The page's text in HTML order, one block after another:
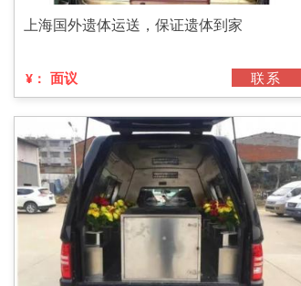
上海国外遗体运送，保证遗体到家
¥： 面议 联系